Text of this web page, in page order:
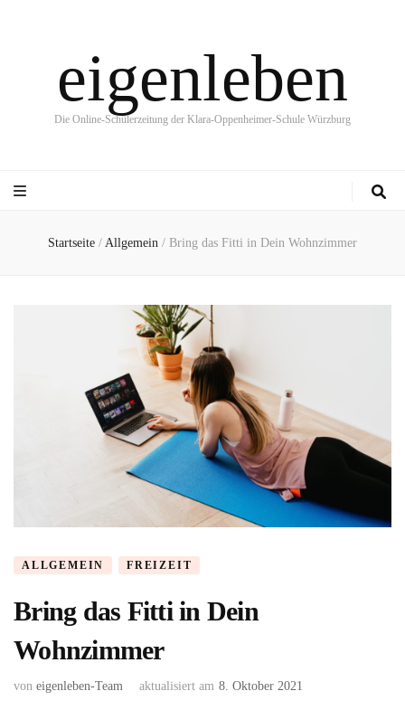
eigenleben
Die Online-Schülerzeitung der Klara-Oppenheimer-Schule Würzburg
Startseite / Allgemein / Bring das Fitti in Dein Wohnzimmer
ALLGEMEIN FREIZEIT
Bring das Fitti in Dein
Wohnzimmer
von eigenleben-Team aktualisiert am 8. Oktober 2021